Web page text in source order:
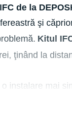
de la
şi
Kitul
ţinând la
o instalare mai